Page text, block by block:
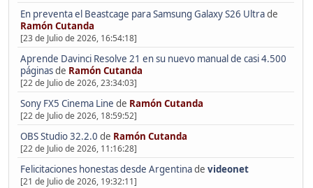
En preventa el Beastcage para Samsung Galaxy S26 Ultrade
Ramón Cutanda
[23 de Julio de 2026, 16:54:18]
Aprende Davinci Resolve 21 en su nuevo manual de casi 4.500
páginasde Ramón Cutanda
[22 de Julio de 2026, 23:34:03]
Sony FX5 Cinema Line de Ramón Cutanda
[22 de Julio de 2026, 18:59:52]
OBS Studio 32.2.0 de Ramón Cutanda
[22 de Julio de 2026, 11:16:28]
Felicitaciones honestas desde Argentinade videonet
[21 de Julio de 2026, 19:32:11]